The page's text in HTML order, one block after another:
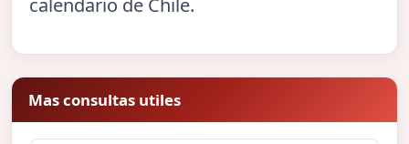
Mas consultas utiles